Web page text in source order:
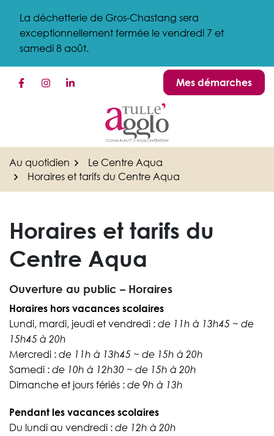
contenu
La déchetterie de Gros-Chastang sera
exceptionnellement fermée le vendredi 7 et
samedi 8 août.
Lien vers le compte Facebook
Lien vers le compte Instagram
Lien vers le compte LinkedinMes démarches
Au quotidien
Le Centre Aqua
Horaires et tarifs du Centre Aqua
Horaires et tarifs du
Centre Aqua
Ouverture au public – Horaires
Horaires hors vacances scolaires
Lundi, mardi, jeudi et vendredi : de 11h à 13h45 ~ de
15h45 à 20h
Mercredi : de 11h à 13h45 ~ de 15h à 20h
Samedi : de 10h à 12h30 ~ de 15h à 20h
Dimanche et jours fériés : de 9h à 13h
Pendant les vacances scolaires
Du lundi au vendredi : de 12h à 20h